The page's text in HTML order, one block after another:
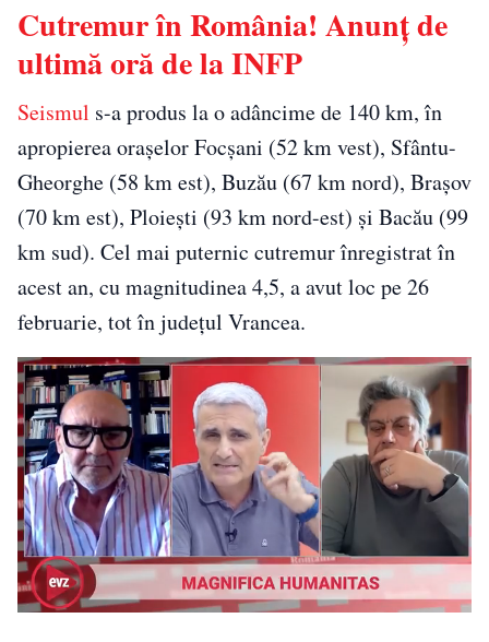
Cutremur în România! Anunț de
ultimă oră de la INFP
Seismul s-a produs la o adâncime de 140 km, în
apropierea orașelor Focșani (52 km vest), Sfântu-
Gheorghe (58 km est), Buzău (67 km nord), Brașov
(70 km est), Ploiești (93 km nord-est) și Bacău (99
km sud). Cel mai puternic cutremur înregistrat în
acest an, cu magnitudinea 4,5, a avut loc pe 26
februarie, tot în județul Vrancea.